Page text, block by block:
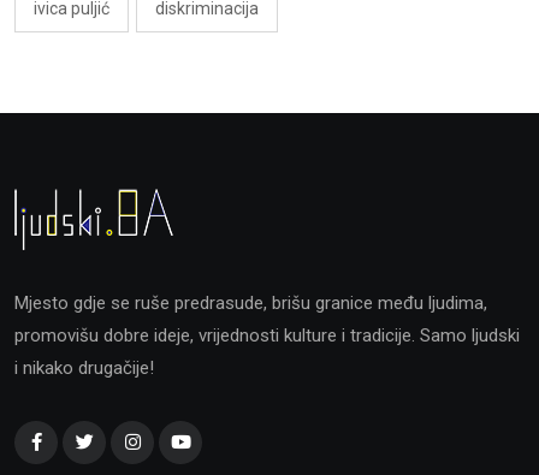
ivica puljić diskriminacija
Mjesto gdje se ruše predrasude, brišu granice među ljudima,
promovišu dobre ideje, vrijednosti kulture i tradicije. Samo ljudski
i nikako drugačije!